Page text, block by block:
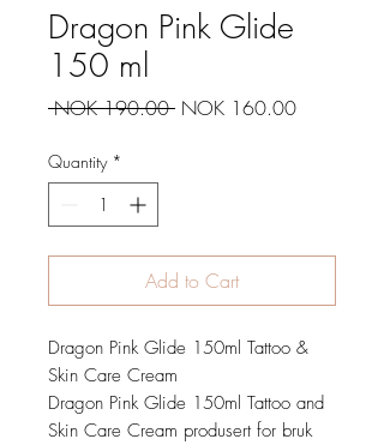
Dragon Pink Glide
150 ml
NOK 190.00 Regular
NOK 160.00Sale
Quantity *
Add to Cart
Dragon Pink Glide 150ml Tattoo &
Skin Care Cream
Dragon Pink Glide 150ml Tattoo and
Skin Care Cream produsert for bruk